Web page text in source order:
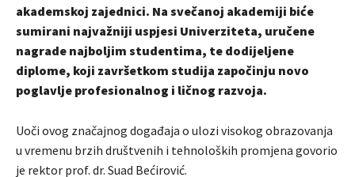
akademskoj zajednici. Na svečanoj akademiji biće
sumirani najvažniji uspjesi Univerziteta, uručene
nagrade najboljim studentima, te dodijeljene
diplome, koji završetkom studija započinju novo
poglavlje profesionalnog i ličnog razvoja.
Uoči ovog značajnog događaja o ulozi visokog obrazovanja
u vremenu brzih društvenih i tehnoloških promjena govorio
je rektor prof. dr. Suad Bećirović.